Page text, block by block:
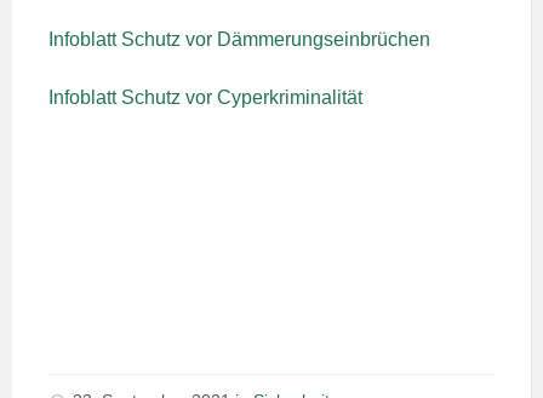
Infoblatt Schutz vor Dämmerungseinbrüchen
Infoblatt Schutz vor Cyperkriminalität